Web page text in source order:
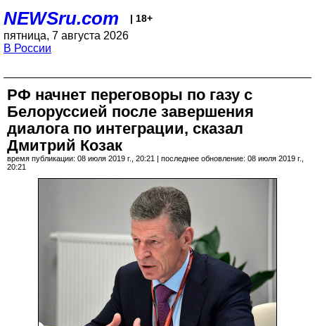
NEWSru.com | 18+
пятница, 7 августа 2026
В России
РФ начнет переговоры по газу с
Белоруссией после завершения
диалога по интеграции, сказал
Дмитрий Козак
время публикации: 08 июля 2019 г., 20:21 | последнее обновление: 08 июля 2019 г.,
20:21